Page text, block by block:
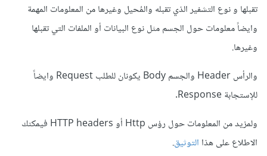
تقبلها و نوع التشفير الذي تقبله والمُحيل وغيرها من المعلومات المهمة
وايضاً معلومات حول الجسم مثل نوع البيانات أو الملفات التي تقبلها
وغيرها.
والرأس Header والجسم Body يكونان للطلب Request وايضاً
للإستجابة Response.
ولمزيد من المعلومات حول رؤس Http أو HTTP headers فيمكنك
الاطلاع على هذا التوثيق.